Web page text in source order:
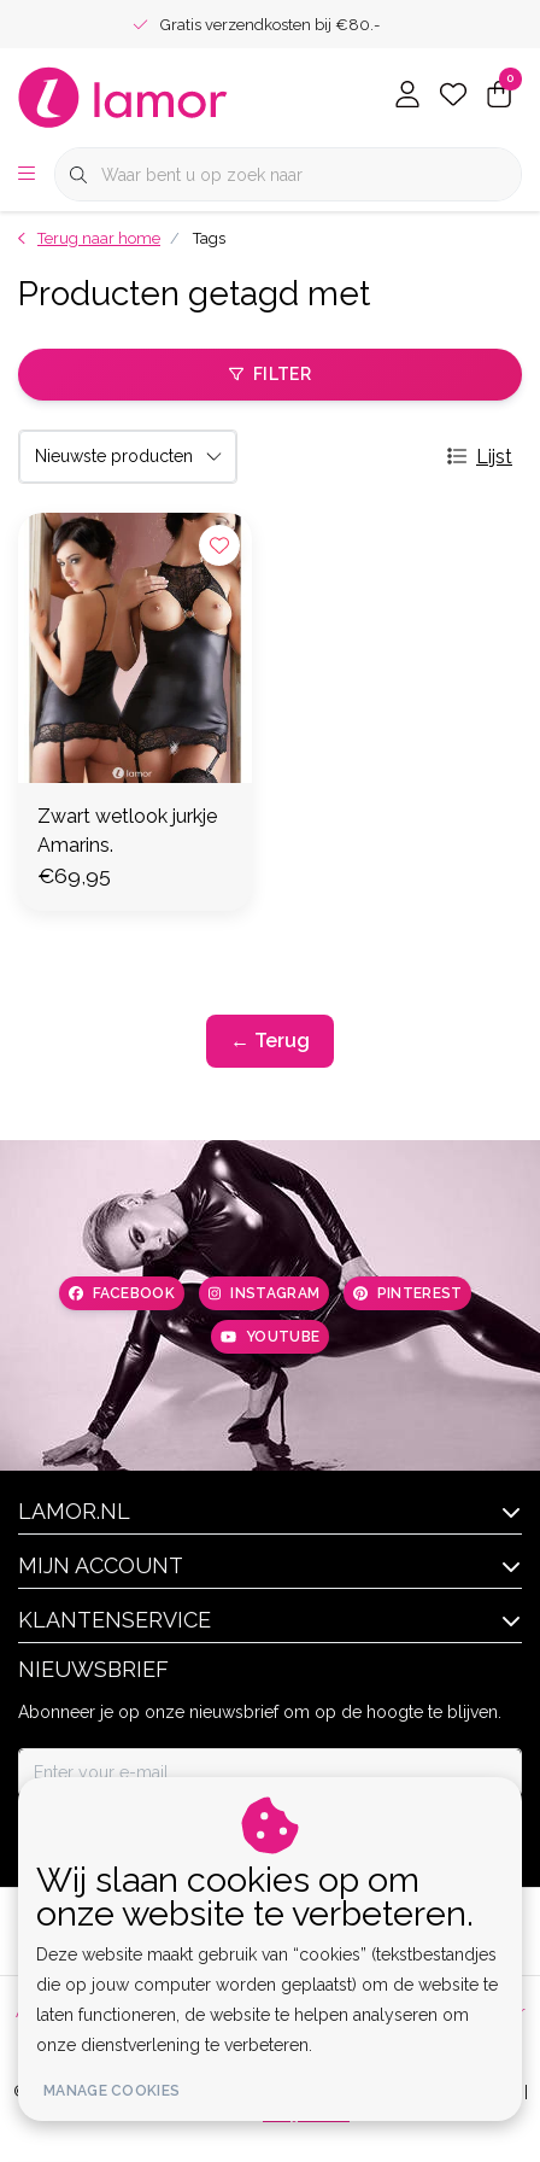
Gratis verzendkosten bij €80.-
0
Terug naar home Tags
Producten getagd met
FILTER
Lijst
Zwart wetlook jurkje
Amarins.
€69,95
← Terug
FACEBOOK INSTAGRAM PINTEREST
YOUTUBE
LAMOR.NL
MIJN ACCOUNT
KLANTENSERVICE
NIEUWSBRIEF
Abonneer je op onze nieuwsbrief om op de hoogte te blijven.
Algemene voorwaarden | Privacy Policy | Sitemap |
Disclaimer
RSS Feed
© Copyright 2026 - Lamor | Clubwear, Lingerie & Kinky Fashion XS-6XL |
Wij slaan cookies op om
onze website te verbeteren.
Deze website maakt gebruik van “cookies” (tekstbestandjes
die op jouw computer worden geplaatst) om de website te
laten functioneren, de website te helpen analyseren om
onze dienstverlening te verbeteren.
MANAGE COOKIES